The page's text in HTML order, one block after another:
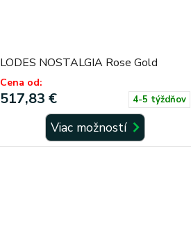
LODES NOSTALGIA Rose Gold
Cena od:
517,83 € 4-5 týždňov
Viac možností